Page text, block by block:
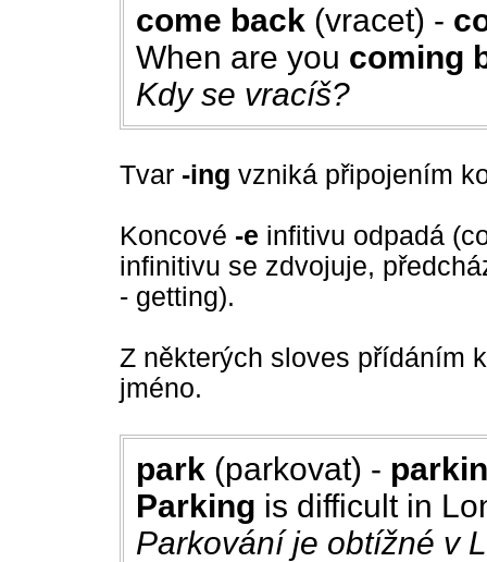
come back (vracet) -
When are you coming
Kdy se vracíš?
Tvar -ing vzniká připojením
Koncové -e infitivu odpadá
infinitivu se zdvojuje,
- getting).
Z některých sloves přídáním
jméno.
park (parkovat) -
Parking is difficult in
Parkování je obtížné v